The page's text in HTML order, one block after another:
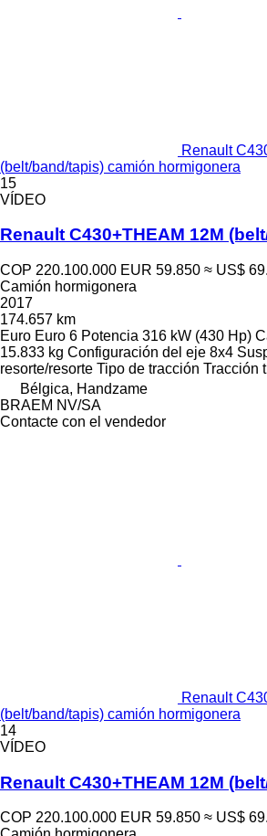
Renault
(belt/band/tapis) camión hormigonera
15
VÍDEO
Renault C430+THEAM 12M
COP 220.100.000 EUR 59.850 ≈ US$
Camión hormigonera
2017
174.657 km
Euro Euro 6 Potencia 316 kW (430 Hp)
15.833 kg Configuración del eje 8x4
resorte/resorte Tipo de tracción Tracción
Bélgica, Handzame
BRAEM NV/SA
Contacte con el vendedor
Renault
(belt/band/tapis) camión hormigonera
14
VÍDEO
Renault C430+THEAM 12M
COP 220.100.000 EUR 59.850 ≈ US$